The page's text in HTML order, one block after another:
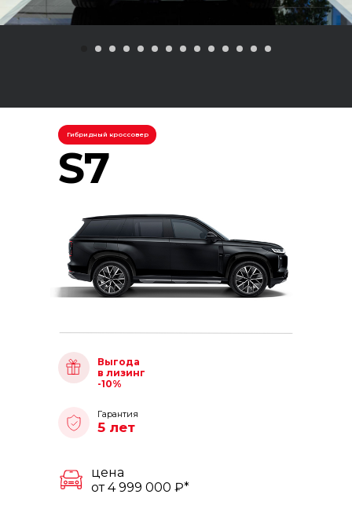
S7
Гарантия
5 лет
Выгода
в лизинг
-10%
цена
от 4 999 000 ₽*
Гибридный кроссовер